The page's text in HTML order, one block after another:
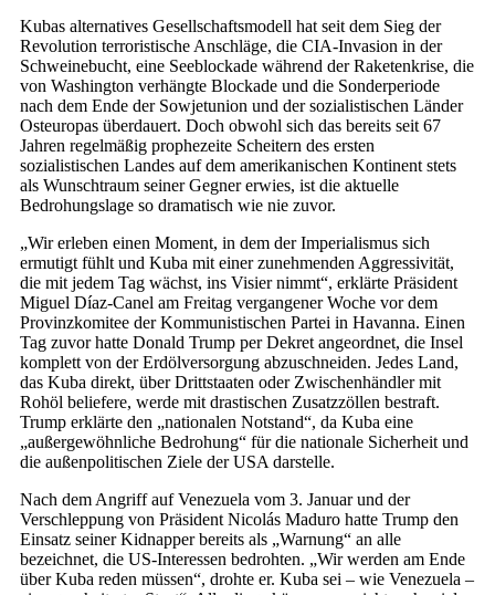
Kubas alternatives Gesellschaftsmodell hat seit dem Sieg der
Revolution terroristische Anschläge, die CIA-Invasion in der
Schweinebucht, eine Seeblockade während der Raketenkrise, die
von Washington verhängte Blockade und die Sonderperiode
nach dem Ende der Sowjetunion und der sozialistischen Länder
Osteuropas überdauert. Doch obwohl sich das bereits seit 67
Jahren regelmäßig prophezeite Scheitern des ersten
sozialistischen Landes auf dem amerikanischen Kontinent stets
als Wunschtraum seiner Gegner erwies, ist die aktuelle
Bedrohungslage so dramatisch wie nie zuvor.
„Wir erleben einen Moment, in dem der Imperialismus sich
ermutigt fühlt und Kuba mit einer zunehmenden Aggressivität,
die mit jedem Tag wächst, ins Visier nimmt“, erklärte Präsident
Miguel Díaz-Canel am Freitag vergangener Woche vor dem
Provinzkomitee der Kommunistischen Partei in Havanna. Einen
Tag zuvor hatte Donald Trump per Dekret angeordnet, die Insel
komplett von der Erdölversorgung abzuschneiden. Jedes Land,
das Kuba direkt, über Drittstaaten oder Zwischenhändler mit
Rohöl beliefere, werde mit drastischen Zusatzzöllen bestraft.
Trump erklärte den „nationalen Notstand“, da Kuba eine
„außergewöhnliche Bedrohung“ für die nationale Sicherheit und
die außenpolitischen Ziele der USA darstelle.
Nach dem Angriff auf Venezuela vom 3. Januar und der
Verschleppung von Präsident Nicolás Maduro hatte Trump den
Einsatz seiner Kidnapper bereits als „Warnung“ an alle
bezeichnet, die US-Interessen bedrohten. „Wir werden am Ende
über Kuba reden müssen“, drohte er. Kuba sei – wie Venezuela –